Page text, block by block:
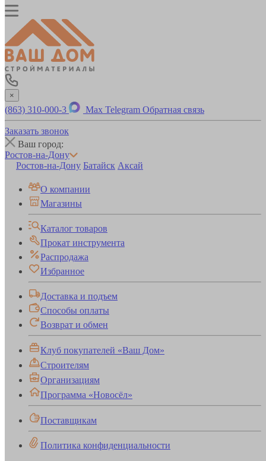
×
(863) 310-000-3 Max Telegram Обратная связь
Заказать звонок
Ваш город:
Ростов-на-Дону
Ростов-на-Дону Батайск Аксай
О компании
Магазины
Каталог товаров
Прокат инструмента
Распродажа
Избранное
Доставка и подъем
Способы оплаты
Возврат и обмен
Клуб покупателей «Ваш Дом»
Строителям
Организациям
Программа «Новосёл»
Поставщикам
Политика конфиденциальности